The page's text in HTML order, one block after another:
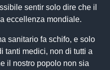
sentir solo dire che il
eccellenza mondiale.
sanitario fa schifo, e solo
tanti medici, non di tutti a
il nostro popolo non sia